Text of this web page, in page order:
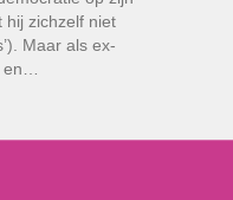
hij zichzelf niet
Maar als ex-
en…